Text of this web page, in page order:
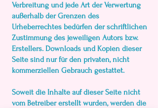
Verbreitung und jede Art der Verwertung
außerhalb der Grenzen des
Urheberrechtes bedürfen der schriftlichen
Zustimmung des jeweiligen Autors bzw.
Erstellers. Downloads und Kopien dieser
Seite sind nur für den privaten, nicht
kommerziellen Gebrauch gestattet.
Soweit die Inhalte auf dieser Seite nicht
vom Betreiber erstellt wurden, werden die